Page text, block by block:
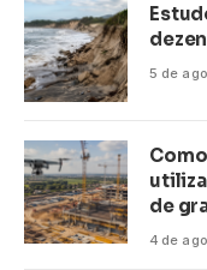
5 de
de
4 de